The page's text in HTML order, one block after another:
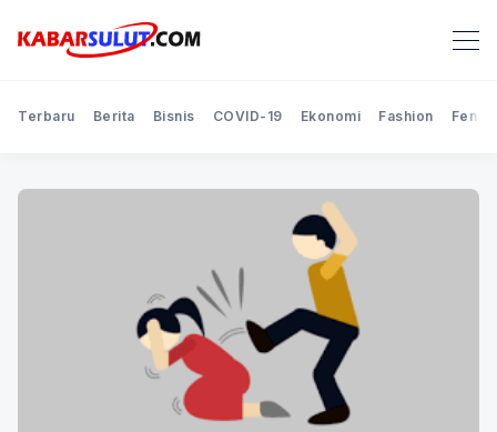
Terbaru Berita Bisnis COVID-19 Ekonomi Fashion